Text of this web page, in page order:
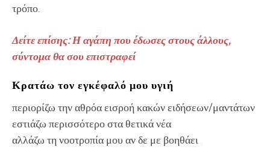
τρόπο.
Δείτε επίσης: Η αγάπη που έδωσες στους άλλους,
σύντομα θα σου επιστραφεί
Κρατάω τον εγκέφαλό μου υγιή
περιορίζω την αθρόα εισροή κακών ειδήσεων/μαντάτων
εστιάζω περισσότερο στα θετικά νέα
αλλάζω τη νοοτροπία μου αν δε με βοηθάει